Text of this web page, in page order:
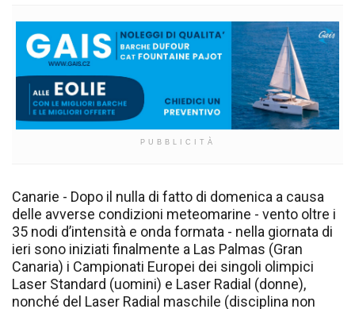
PUBBLICITÀ
Canarie - Dopo il nulla di fatto di domenica a causa
delle avverse condizioni meteomarine - vento oltre i
35 nodi d’intensità e onda formata - nella giornata di
ieri sono iniziati finalmente a Las Palmas (Gran
Canaria) i Campionati Europei dei singoli olimpici
Laser Standard (uomini) e Laser Radial (donne),
nonché del Laser Radial maschile (disciplina non